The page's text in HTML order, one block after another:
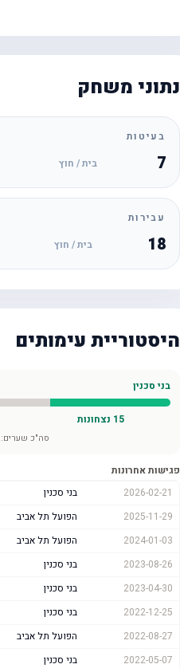
נתוני משחק
בעיטות
7 בית / חוץ
עבירות
18 בית / חוץ
היסטוריית עימותים
בני סכנין
15 נצחונות
סה"כ שערים:
פגישות אחרונות
2026-02-21
בני סכנין
2025-11-29
הפועל תל אביב
2024-01-03
הפועל תל אביב
2023-08-26
בני סכנין
2023-04-30
בני סכנין
2022-12-25
בני סכנין
2022-08-27
הפועל תל אביב
2022-05-07
בני סכנין